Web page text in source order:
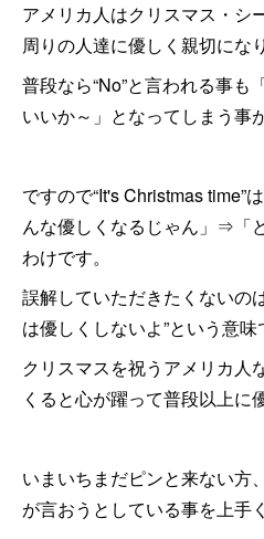
アメリカ人はクリスマス・シ
周りの人達に優しく親切にな
普段なら“No”と言われる事も
いいか～」となってしまう事
ですので“It's Christmas time”
んな優しくなるじゃん」⇒「
わけです。
誤解していただきたくないの
は優しくしないよ”という意
クリスマスを祝うアメリカ人
くると心が躍って普段以上に
いまいちまだピンと来ない方
が言おうとしている事を上手